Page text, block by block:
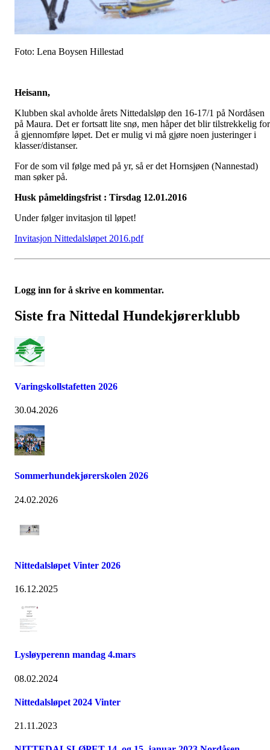
Foto: Lena Boysen Hillestad
Heisann,
Klubben skal avholde årets Nittedalsløp den 16-17/1 på Nordåsen
på Maura. Det er fortsatt lite snø, men håper det blir tilstrekkelig for
å gjennomføre løpet. Det er mulig vi må gjøre noen justeringer i
klasser/distanser.
For de som vil følge med på yr, så er det Hornsjøen (Nannestad)
man søker på.
Husk påmeldingsfrist : Tirsdag 12.01.2016
Under følger invitasjon til løpet!
Invitasjon Nittedalsløpet 2016.pdf
Logg inn for å skrive en kommentar.
Siste fra Nittedal Hundekjørerklubb
Varingskollstafetten 2026
30.04.2026
Sommerhundekjørerskolen 2026
24.02.2026
Nittedalsløpet Vinter 2026
16.12.2025
Lysløyperenn mandag 4.mars
08.02.2024
Nittedalsløpet 2024 Vinter
21.11.2023